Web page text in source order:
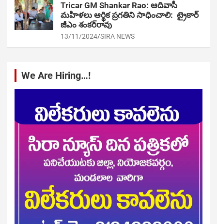
Tricar GM Shankar Rao: ఆదివాసీ
మహిళలు ఆర్థిక ప్రగతిని సాధించాలి: ట్రైకార్
జీఎం శంకర్‌రావు
13/11/2024 SIRA NEWS
We Are Hiring…!